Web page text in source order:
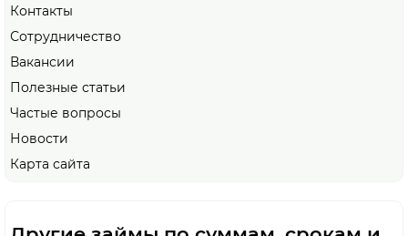
Контакты
Сотрудничество
Вакансии
Полезные статьи
Частые вопросы
Новости
Карта сайта